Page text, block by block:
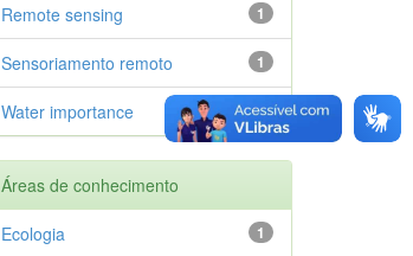
1
Remote sensing
1
Sensoriamento remoto
1
Water importance
Áreas de conhecimento
1
Ecologia